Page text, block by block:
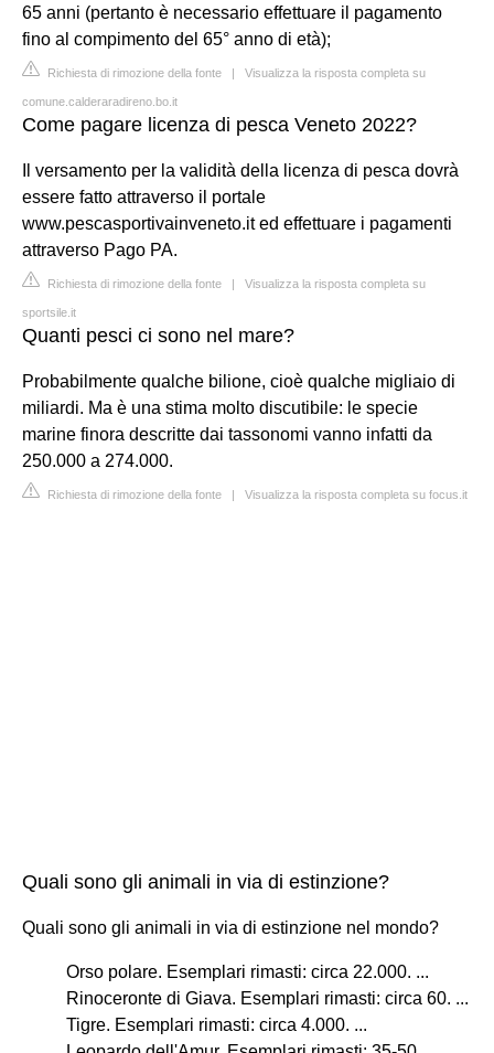
65 anni (pertanto è necessario effettuare il pagamento
fino al compimento del 65° anno di età);
Richiesta di rimozione della fonte | Visualizza la risposta completa su
comune.calderaradireno.bo.it
Come pagare licenza di pesca Veneto 2022?
Il versamento per la validità della licenza di pesca dovrà
essere fatto attraverso il portale
www.pescasportivainveneto.it ed effettuare i pagamenti
attraverso Pago PA.
Richiesta di rimozione della fonte | Visualizza la risposta completa su
sportsile.it
Quanti pesci ci sono nel mare?
Probabilmente qualche bilione, cioè qualche migliaio di
miliardi. Ma è una stima molto discutibile: le specie
marine finora descritte dai tassonomi vanno infatti da
250.000 a 274.000.
Richiesta di rimozione della fonte | Visualizza la risposta completa su focus.it
Quali sono gli animali in via di estinzione?
Quali sono gli animali in via di estinzione nel mondo?
Orso polare. Esemplari rimasti: circa 22.000. ...
Rinoceronte di Giava. Esemplari rimasti: circa 60. ...
Tigre. Esemplari rimasti: circa 4.000. ...